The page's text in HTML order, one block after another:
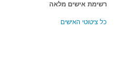
רשימת אישים מלאה
כל ציטוטי האישים